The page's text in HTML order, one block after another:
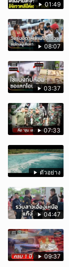
01:49
08:07
03:37
07:33
ตัวอย่าง
04:47
09:37